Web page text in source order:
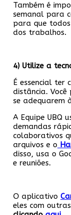
Também é
semanal para
para que
dos trabalhos.
4) Utilize a
É essencial ter
distância.
se adequarem
A Equipe UBQ
demandas
colaborativos
arquivos e o
disso, usa o
e reuniões.
O aplicativo
eles com